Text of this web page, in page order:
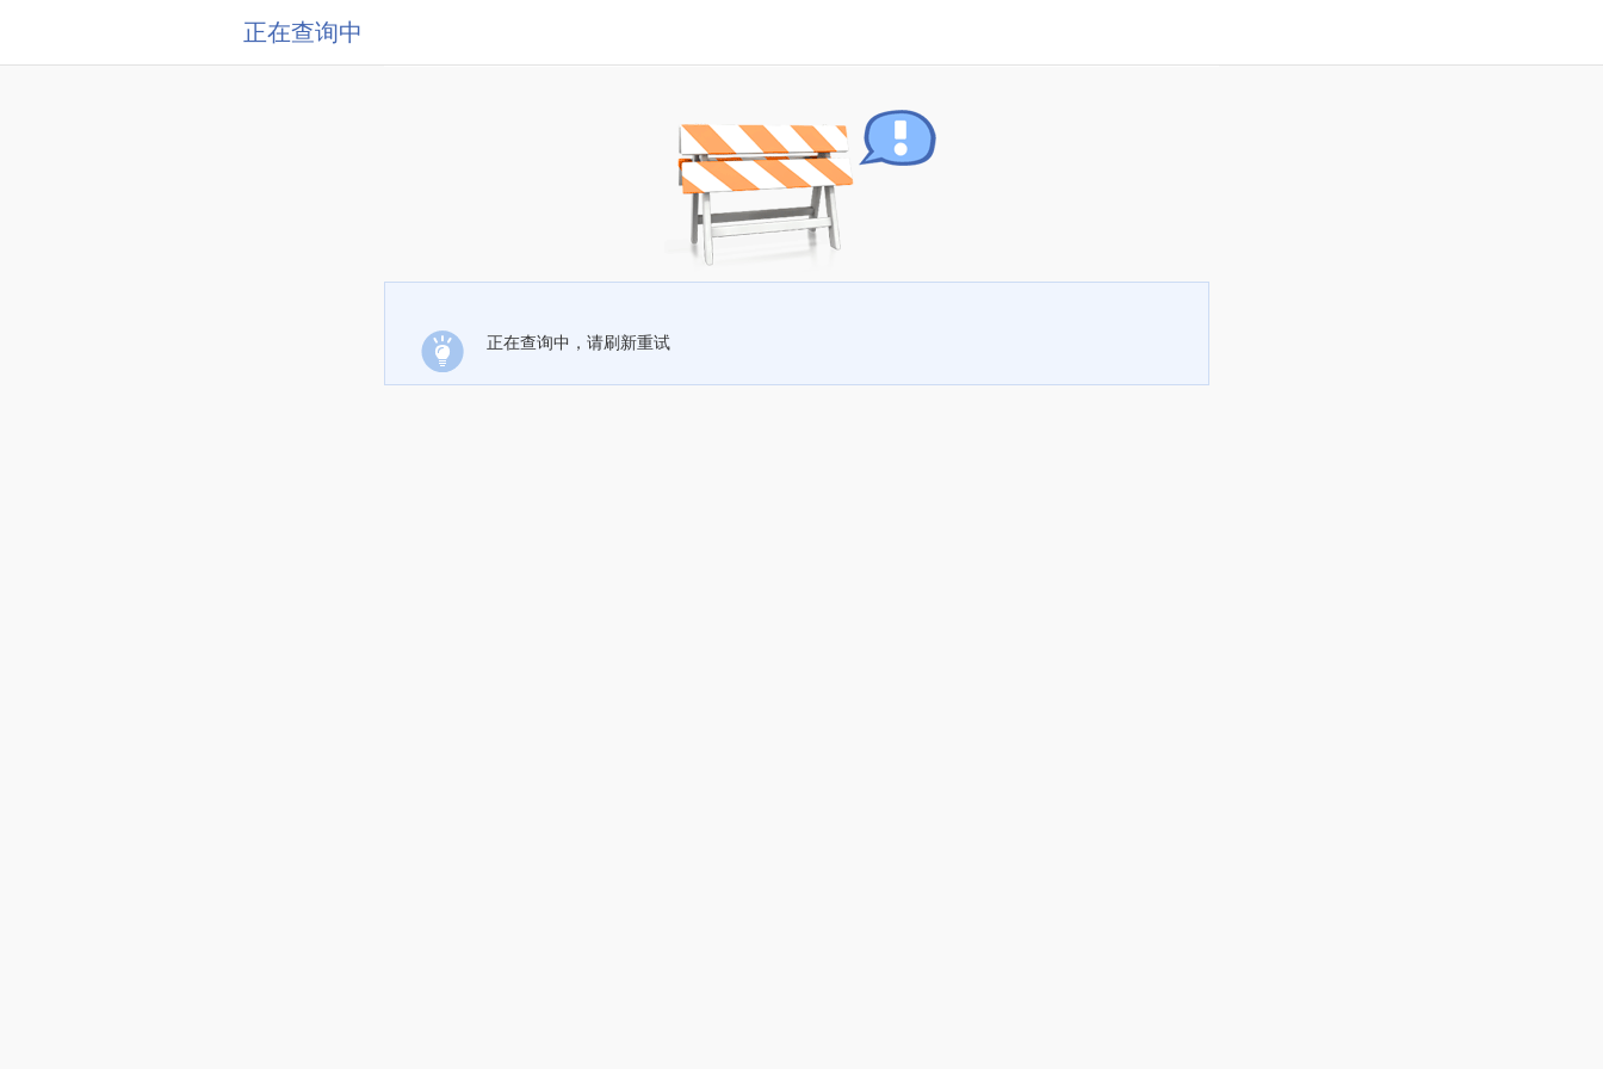
正在查询中
正在查询中，请刷新重试